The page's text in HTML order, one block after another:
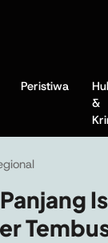
Peristiwa
&